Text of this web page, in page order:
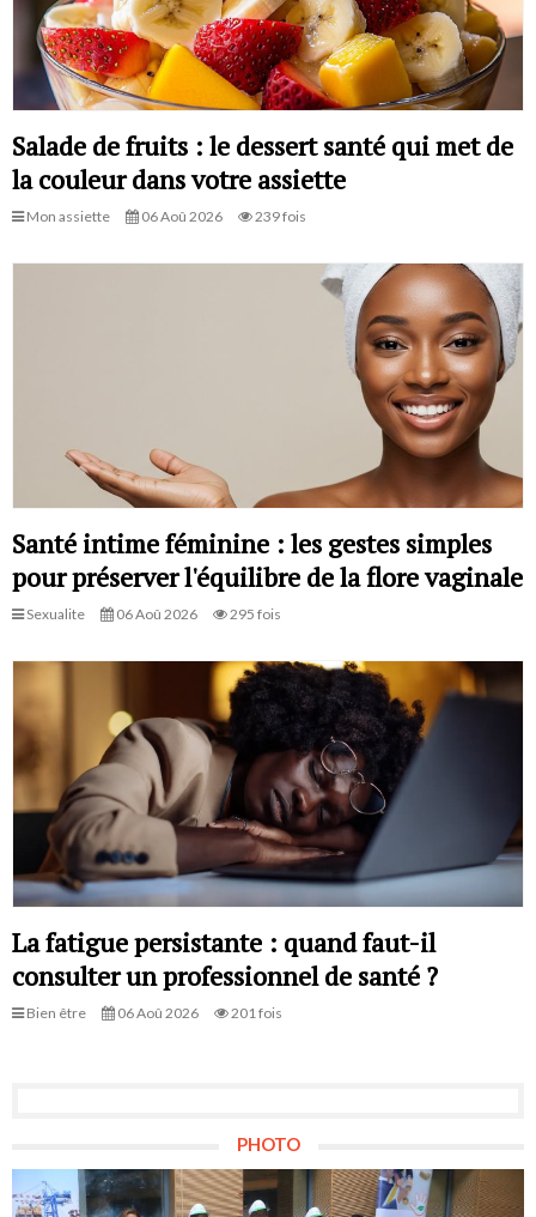
Salade de fruits : le dessert santé qui met de
la couleur dans votre assiette
Mon assiette 06 Aoû 2026 239 fois
Santé intime féminine : les gestes simples
pour préserver l'équilibre de la flore vaginale
Sexualite 06 Aoû 2026 295 fois
La fatigue persistante : quand faut-il
consulter un professionnel de santé ?
Bien être 06 Aoû 2026 201 fois
PHOTO